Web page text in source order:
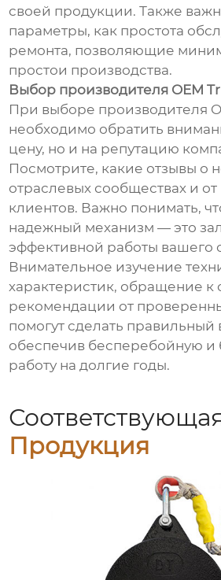
своей продукции. Также
параметры, как простота
ремонта, позволяющие
простои производства.
Выбор производителя OEM
При выборе производителя
необходимо обратить
цену, но и на репутацию
Посмотрите, какие отзывы о
отраслевых сообществах и
клиентов. Важно понимать,
надежный механизм — это
эффективной работы вашего
Внимательное изучение
характеристик, обращение к
рекомендации от
помогут сделать правильный
обеспечив бесперебойную и
работу на долгие годы.
Продукция